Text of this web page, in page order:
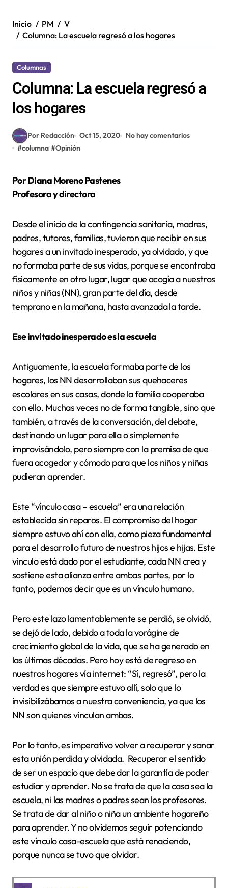
Inicio PM
V
Columna: La escuela regresó a los hogares
Columnas
Columna: La escuela regresó a
los hogares
Por Redacción Oct 15, 2020
No hay comentarios
#columna #Opinión
Por Diana Moreno Pastenes
Profesora y directora
Desde el inicio de la contingencia sanitaria, madres,
padres, tutores, familias, tuvieron que recibir en sus
hogares a un invitado inesperado, ya olvidado, y que
no formaba parte de sus vidas, porque se encontraba
físicamente en otro lugar, lugar que acogía a nuestros
niños y niñas (NN), gran parte del día, desde
temprano en la mañana, hasta avanzada la tarde.
Ese invitado inesperado es la escuela
Antiguamente, la escuela formaba parte de los
hogares, los NN desarrollaban sus quehaceres
escolares en sus casas, donde la familia cooperaba
con ello. Muchas veces no de forma tangible, sino que
también, a través de la conversación, del debate,
destinando un lugar para ella o simplemente
improvisándolo, pero siempre con la premisa de que
fuera acogedor y cómodo para que los niños y niñas
pudieran aprender.
Este “vínculo casa – escuela” era una relación
establecida sin reparos. El compromiso del hogar
siempre estuvo ahí con ella, como pieza fundamental
para el desarrollo futuro de nuestros hijos e hijas. Este
vinculo está dado por el estudiante, cada NN crea y
sostiene esta alianza entre ambas partes, por lo
tanto, podemos decir que es un vínculo humano.
Pero este lazo lamentablemente se perdió, se olvidó,
se dejó de lado, debido a toda la vorágine de
crecimiento global de la vida, que se ha generado en
las últimas décadas. Pero hoy está de regreso en
nuestros hogares vía internet: “Sí, regresó”, pero la
verdad es que siempre estuvo allí, solo que lo
invisibilizábamos a nuestra conveniencia, ya que los
NN son quienes vinculan ambas.
Por lo tanto, es imperativo volver a recuperar y sanar
esta unión perdida y olvidada. Recuperar el sentido
de ser un espacio que debe dar la garantía de poder
estudiar y aprender. No se trata de que la casa sea la
escuela, ni las madres o padres sean los profesores.
Se trata de dar al niño o niña un ambiente hogareño
para aprender. Y no olvidemos seguir potenciando
este vínculo casa-escuela que está renaciendo,
porque nunca se tuvo que olvidar.